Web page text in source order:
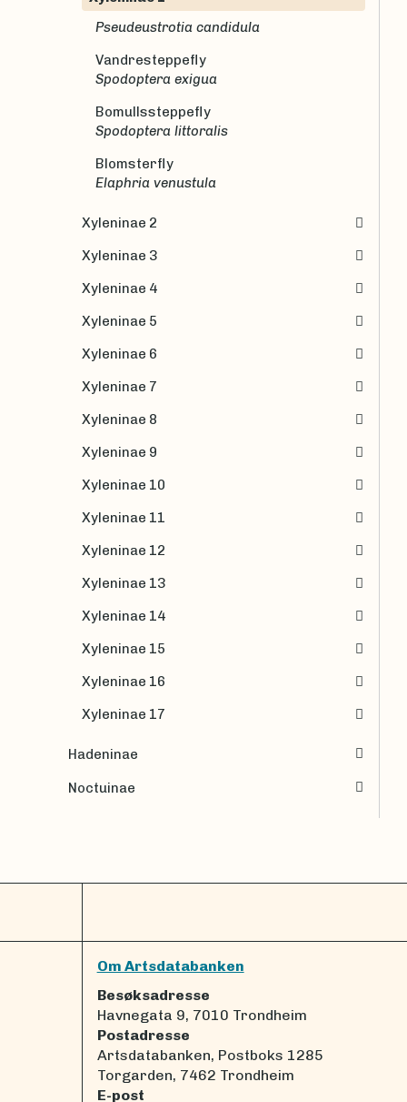
Pseudeustrotia candidula
Vandresteppefly
Spodoptera exigua
Bomullssteppefly
Spodoptera littoralis
Blomsterfly
Elaphria venustula
Xyleninae 2
Xyleninae 3
Xyleninae 4
Xyleninae 5
Xyleninae 6
Xyleninae 7
Xyleninae 8
Xyleninae 9
Xyleninae 10
Xyleninae 11
Xyleninae 12
Xyleninae 13
Xyleninae 14
Xyleninae 15
Xyleninae 16
Xyleninae 17
Hadeninae
Noctuinae
Om Artsdatabanken
Besøksadresse
Havnegata 9, 7010 Trondheim
Postadresse
Artsdatabanken, Postboks 1285
Torgarden, 7462 Trondheim
E-post